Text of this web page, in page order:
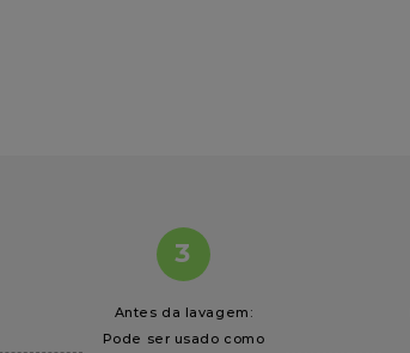
3
Antes da lavagem:
Pode ser usado como